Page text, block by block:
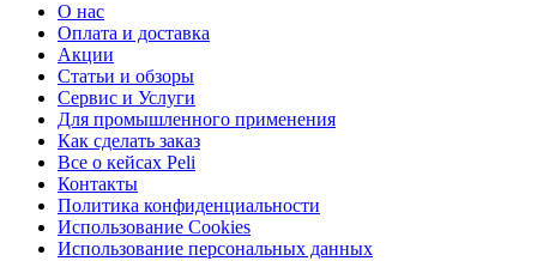
О нас
Оплата и доставка
Акции
Статьи и обзоры
Сервис и Услуги
Для промышленного применения
Как сделать заказ
Все о кейсах Peli
Контакты
Политика конфиденциальности
Использование Cookies
Использование персональных данных